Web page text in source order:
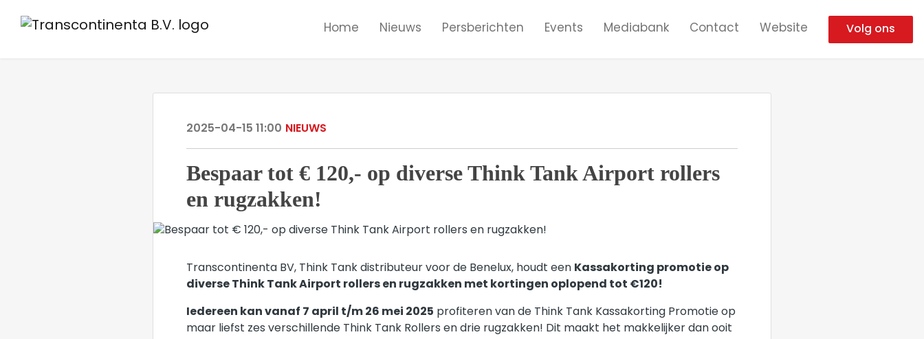
Home Nieuws Persberichten Events Mediabank Contact Website Volg ons
2025-04-15 11:00 NIEUWS
Bespaar tot € 120,- op diverse Think Tank Airport rollers
en rugzakken!
Transcontinenta BV, Think Tank distributeur voor de Benelux, houdt een Kassakorting promotie op
diverse Think Tank Airport rollers en rugzakken met kortingen oplopend tot €120!
Iedereen kan vanaf 7 april t/m 26 mei 2025 profiteren van de Think Tank Kassakorting Promotie op
maar liefst zes verschillende Think Tank Rollers en drie rugzakken! Dit maakt het makkelijker dan ooit